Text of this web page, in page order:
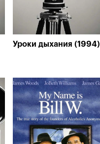
Уроки дыхания (1994)